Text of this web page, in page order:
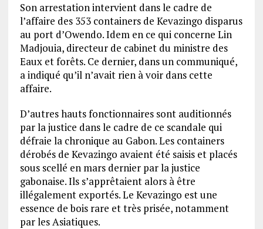
Son arrestation intervient dans le cadre de
l’affaire des 353 containers de Kevazingo disparus
au port d’Owendo. Idem en ce qui concerne Lin
Madjouia, directeur de cabinet du ministre des
Eaux et forêts. Ce dernier, dans un communiqué,
a indiqué qu’il n’avait rien à voir dans cette
affaire.
D’autres hauts fonctionnaires sont auditionnés
par la justice dans le cadre de ce scandale qui
défraie la chronique au Gabon. Les containers
dérobés de Kevazingo avaient été saisis et placés
sous scellé en mars dernier par la justice
gabonaise. Ils s’apprêtaient alors à être
illégalement exportés. Le Kevazingo est une
essence de bois rare et très prisée, notamment
par les Asiatiques.